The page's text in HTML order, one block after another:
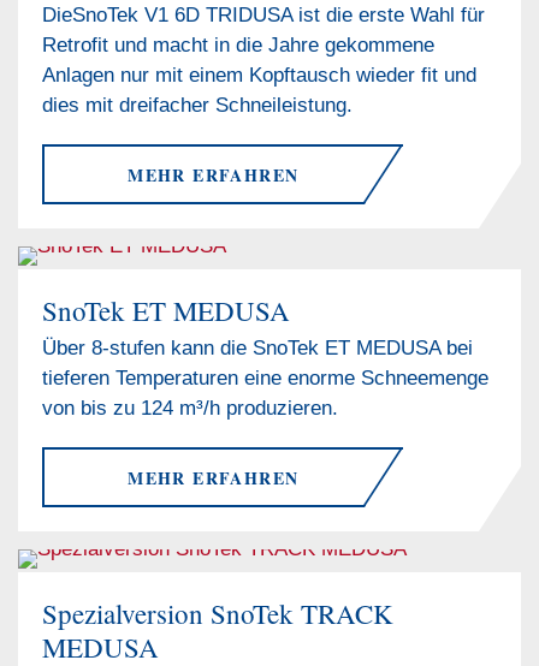
DieSnoTek V1 6D TRIDUSA ist die erste Wahl für
Retrofit und macht in die Jahre gekommene
Anlagen nur mit einem Kopftausch wieder fit und
dies mit dreifacher Schneileistung.
MEHR ERFAHREN
SnoTek ET MEDUSA
Über 8-stufen kann die SnoTek ET MEDUSA bei
tieferen Temperaturen eine enorme Schneemenge
von bis zu 124 m³/h produzieren.
MEHR ERFAHREN
Spezialversion SnoTek TRACK
MEDUSA